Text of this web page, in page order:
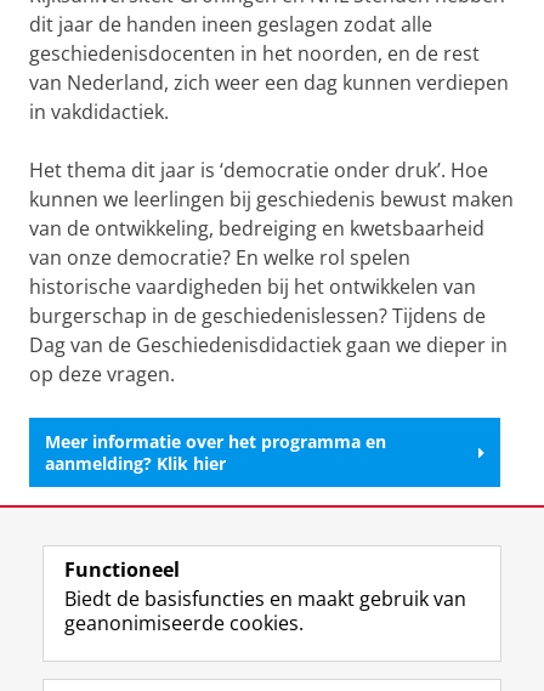
dit jaar de handen ineen geslagen zodat alle
geschiedenisdocenten in het noorden, en de rest
van Nederland, zich weer een dag kunnen verdiepen
in vakdidactiek.
Het thema dit jaar is ‘democratie onder druk’. Hoe
kunnen we leerlingen bij geschiedenis bewust maken
van de ontwikkeling, bedreiging en kwetsbaarheid
van onze democratie? En welke rol spelen
historische vaardigheden bij het ontwikkelen van
burgerschap in de geschiedenislessen? Tijdens de
Dag van de Geschiedenisdidactiek gaan we dieper in
op deze vragen.
Meer informatie over het programma en
aanmelding? Klik hier
Volg de RUG
F
L
R I
Y
Functioneel
Biedt de basisfuncties en maakt gebruik van
geanonimiseerde cookies.